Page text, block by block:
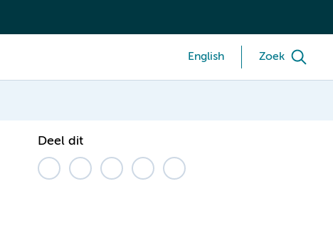
English Zoek
Deel dit